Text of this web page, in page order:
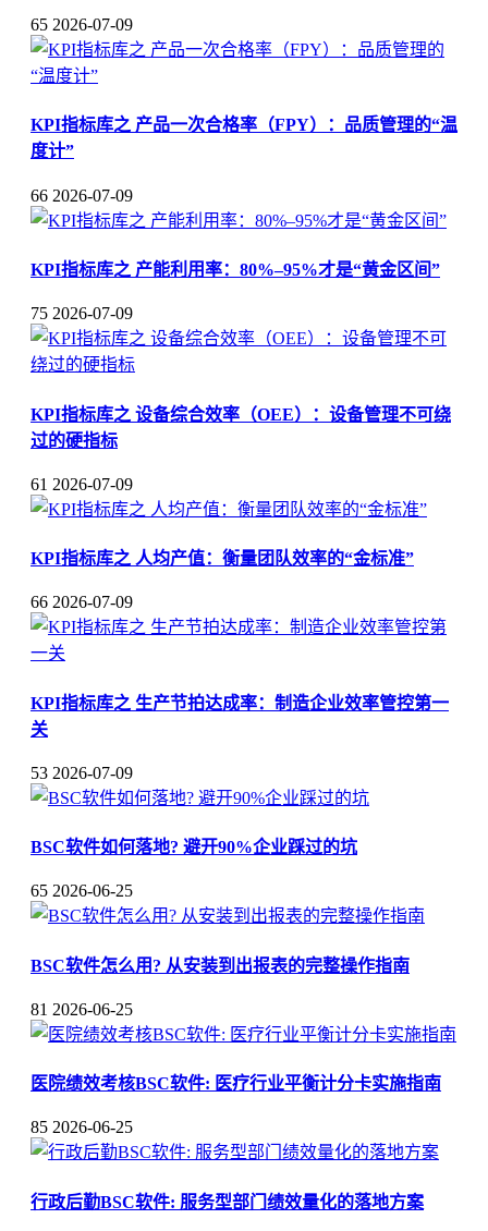
65 2026-07-09
KPI指标库之 产品一次合格率（FPY）：品质管理的“温
度计”
66 2026-07-09
KPI指标库之 产能利用率：80%–95%才是“黄金区间”
75 2026-07-09
KPI指标库之 设备综合效率（OEE）：设备管理不可绕
过的硬指标
61 2026-07-09
KPI指标库之 人均产值：衡量团队效率的“金标准”
66 2026-07-09
KPI指标库之 生产节拍达成率：制造企业效率管控第一
关
53 2026-07-09
BSC软件如何落地? 避开90%企业踩过的坑
65 2026-06-25
BSC软件怎么用? 从安装到出报表的完整操作指南
81 2026-06-25
医院绩效考核BSC软件: 医疗行业平衡计分卡实施指南
85 2026-06-25
行政后勤BSC软件: 服务型部门绩效量化的落地方案